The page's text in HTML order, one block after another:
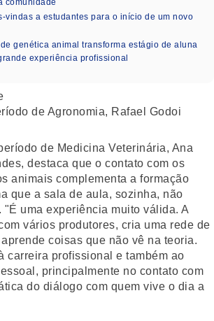
vindas a estudantes para o início de um novo
genética animal transforma estágio de aluna
experiência profissional
de Agronomia, Rafael Godoi
de Medicina Veterinária, Ana
destaca que o contato com os
animais complementa a formação
que a sala de aula, sozinha, não
"É uma experiência muito válida. A
vários produtores, cria uma rede de
coisas que não vê na teoria.
carreira profissional e também ao
principalmente no contato com
do diálogo com quem vive o dia a